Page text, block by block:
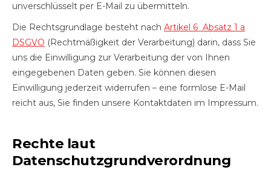
unverschlüsselt per E-Mail zu übermitteln.
Die Rechtsgrundlage besteht nach Artikel 6 Absatz 1 a
DSGVO (Rechtmäßigkeit der Verarbeitung) darin, dass Sie
uns die Einwilligung zur Verarbeitung der von Ihnen
eingegebenen Daten geben. Sie können diesen
Einwilligung jederzeit widerrufen – eine formlose E-Mail
reicht aus, Sie finden unsere Kontaktdaten im Impressum.
Rechte laut
Datenschutzgrundverordnung